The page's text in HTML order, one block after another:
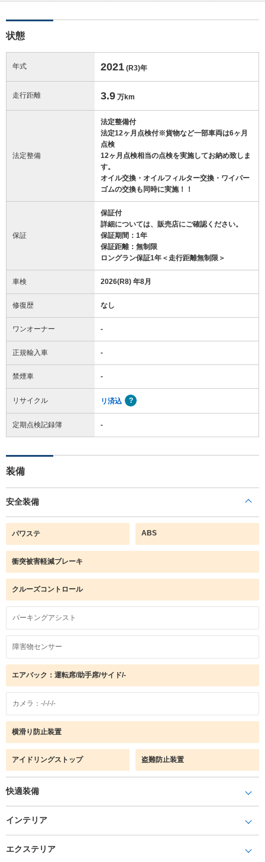
状態
年式 2021 (R3)年
走行距離 3.9 万km
法定整備
法定整備付
法定12ヶ月点検付※貨物など一部車両は6ヶ月
点検
12ヶ月点検相当の点検を実施してお納め致しま
す。
オイル交換・オイルフィルター交換・ワイパー
ゴムの交換も同時に実施！！
保証
保証付
詳細については、販売店にご確認ください。
保証期間：1年
保証距離：無制限
ロングラン保証1年＜走行距離無制限＞
車検 2026(R8) 年8月
修復歴 なし
ワンオーナー -
正規輸入車 -
禁煙車 -
リサイクル リ済込
定期点検記録簿 -
装備
安全装備
パワステ ABS
衝突被害軽減ブレーキ
クルーズコントロール
パーキングアシスト
障害物センサー
エアバック：運転席/助手席/サイド/-
カメラ：-/-/-/-
横滑り防止装置
アイドリングストップ 盗難防止装置
快適装備
インテリア
エクステリア